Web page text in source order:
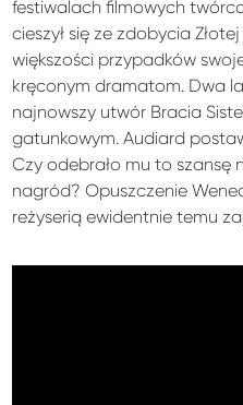
festiwalach filmowych
cieszył się ze zdobycia
większości przypadków
kręconym dramatom. Dwa
najnowszy utwór Bracia
gatunkowym. Audiard
Czy odebrało mu to szansę
nagród? Opuszczenie
reżyserią ewidentnie temu